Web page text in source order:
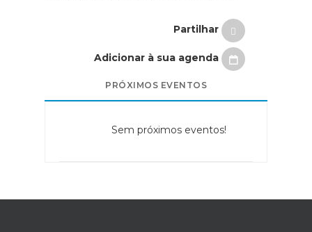
Partilhar
Adicionar à sua agenda
PRÓXIMOS EVENTOS
Sem próximos eventos!